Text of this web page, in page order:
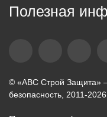
Полезная
© «АВС Строй Защита»
безопасность, 2011-